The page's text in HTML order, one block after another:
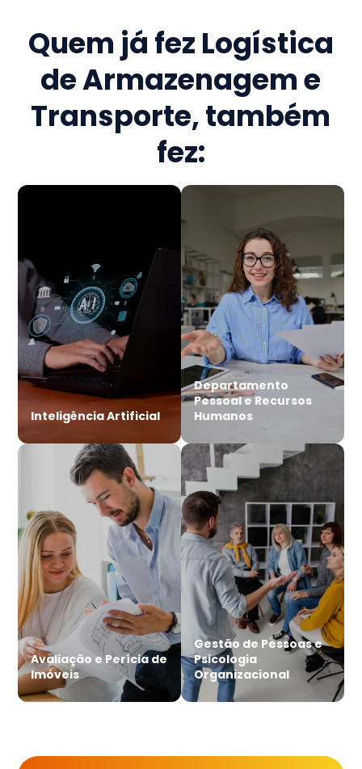
Quem já fez Logística
de Armazenagem e
Transporte, também
fez:
Inteligência Artificial
Departamento
Pessoal e Recursos
Humanos
Avaliação e Perícia de
Imóveis
Gestão de Pessoas e
Psicologia
Organizacional